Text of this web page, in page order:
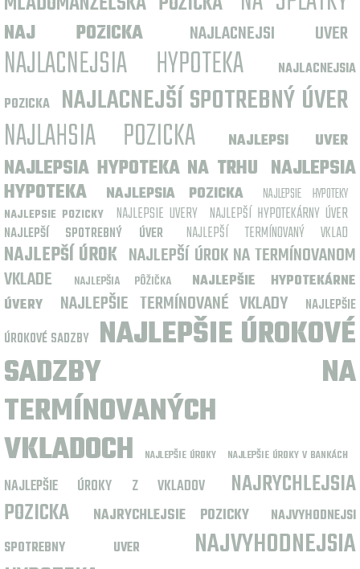
NAJ POZICKA NAJLACNEJSI UVER
NAJLACNEJSIA HYPOTEKA
NAJLACNEJSIA
POZICKA
NAJLACNEJŠÍ SPOTREBNÝ ÚVER
NAJLAHSIA POZICKA NAJLEPSI UVER
NAJLEPSIA HYPOTEKA NA TRHU NAJLEPSIA
HYPOTEKA
NAJLEPSIA POZICKA NAJLEPSIE HYPOTEKY
NAJLEPSIE POZICKY NAJLEPSIE UVERY NAJLEPŠÍ HYPOTEKÁRNY ÚVER
NAJLEPŠÍ SPOTREBNÝ ÚVER NAJLEPŠÍ TERMÍNOVANÝ VKLAD
NAJLEPŠÍ ÚROK NAJLEPŠÍ ÚROK NA TERMÍNOVANOM
VKLADE
NAJLEPŠIA PÔŽIČKA
NAJLEPŠIE HYPOTEKÁRNE
ÚVERY
NAJLEPŠIE TERMÍNOVANÉ VKLADY
NAJLEPŠIE
ÚROKOVÉ SADZBY NAJLEPŠIE ÚROKOVÉ
SADZBY NA
TERMÍNOVANÝCH
VKLADOCH
NAJLEPŠIE ÚROKY NAJLEPŠIE ÚROKY V BANKÁCH
NAJLEPŠIE ÚROKY Z VKLADOV
NAJRYCHLEJSIA
POZICKA
NAJRYCHLEJSIE POZICKY
NAJVYHODNEJSI
SPOTREBNY UVER
NAJVYHODNEJSIA